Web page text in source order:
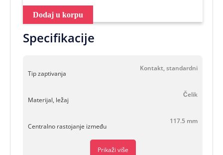
Dodaj u korpu
Specifikacije
Tip zaptivanja
Kontakt, standardni
Materijal, ležaj
Čelik
Centralno rastojanje između
117.5 mm
Prikaži više